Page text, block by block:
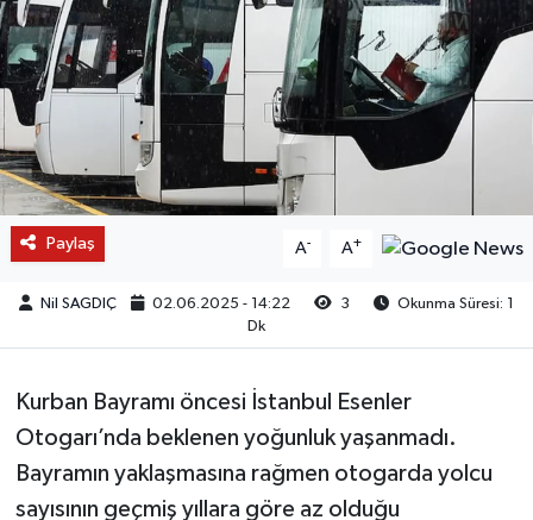
Paylaş A- A+
Nil SAGDIÇ 02.06.2025 - 14:22 3
Okunma Süresi: 1
Dk
Kurban Bayramı öncesi İstanbul Esenler
Otogarı’nda beklenen yoğunluk yaşanmadı.
Bayramın yaklaşmasına rağmen otogarda yolcu
sayısının geçmiş yıllara göre az olduğu